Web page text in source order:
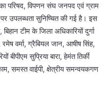
परिषद, विपणन संघ जनपद एवं ग्राम
पर उपलब्धता सुनिष्चित की गई है। इस
टीम के जिला अधिकारियों दुर्गा
वर्मा, ग्रैबियल जान, आषीष सिंह,
सुप्रिया बारा, हेमंत तिर्की
समस्त वाईपी, क्षेत्रीय समन्वयकगण